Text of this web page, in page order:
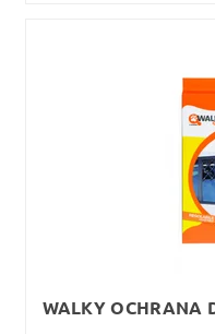
WALKY OCHRANA